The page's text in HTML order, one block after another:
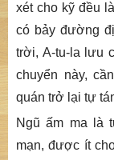
xét cho kỹ đều
có bảy đường
trời, A-tu-la lưu
chuyển này,
quán trở lại tự
Ngũ ấm ma là
mạn, được ít